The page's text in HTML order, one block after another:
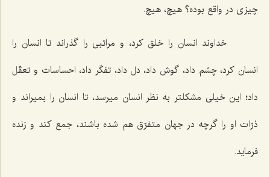
چیزى در واقع بوده؟ هیچ، هیچ.
خداوند انسان را خلق كرد، و مراتبى را گذراند تا انسان را
انسان كرد، چشم داد، گوش داد، دل داد، تفكّر داد، احساسات و تعقّل
داد؛ این خیلى مشكلتر به نظر انسان میرسد، تا انسان را بمیراند و
ذرّات او را گرچه در جهان متفرّق هم شده باشند، جمع كند و زنده
فرماید.